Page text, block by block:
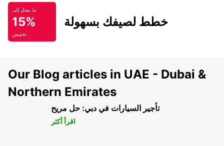
ما يصل إلى
15%
تخفيض
خطط لصيفك بسهولة
Our Blog articles in UAE - Dubai &
Northern Emirates
تأجير السيارات في دبي: حل مريح
اقرأ أكثر